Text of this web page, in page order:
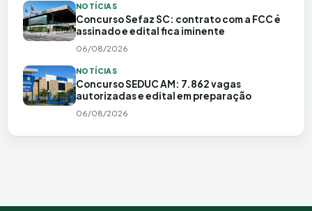
NOTÍCIAS
Concurso Sefaz SC: contrato com a FCC é
assinado e edital fica iminente
06/08/2026
NOTÍCIAS
Concurso SEDUC AM: 7.862 vagas
autorizadas e edital em preparação
06/08/2026